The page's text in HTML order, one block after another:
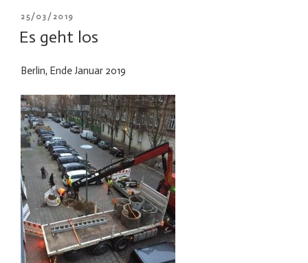
VERÖFFENTLICHT
25/03/2019
Es geht los
Berlin, Ende Januar 2019